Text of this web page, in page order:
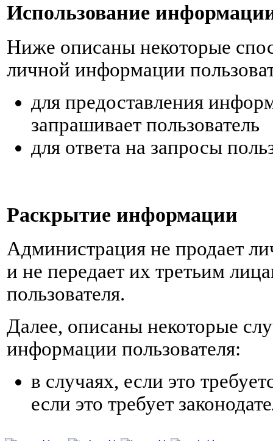
Использование
Ниже описаны некоторые
личной информации
для предоставления
запрашивает пользователь
для ответа на запросы
Раскрытие информации
Администрация не продает
и не передает их третьим
пользователя.
Далее, описаны некоторые
информации пользователя:
в случаях, если это
если это требует